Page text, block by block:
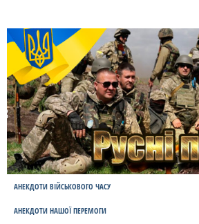
АНЕКДОТИ ВІЙСЬКОВОГО ЧАСУ
АНЕКДОТИ НАШОЇ ПЕРЕМОГИ